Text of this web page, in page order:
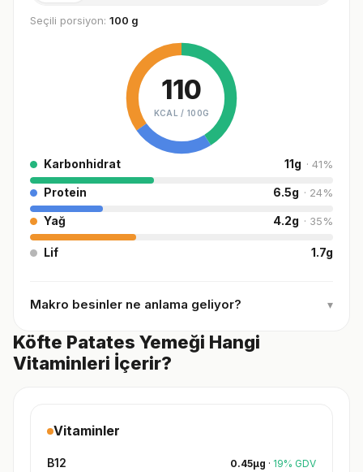
Seçili porsiyon: 100 g
110
KCAL / 100G
Karbonhidrat 11g · 41%
Protein 6.5g · 24%
Yağ 4.2g · 35%
Lif 1.7g
Makro besinler ne anlama geliyor? ▾
Köfte Patates Yemeği Hangi
Vitaminleri İçerir?
Vitaminler
B12 0.45µg · 19% GDV